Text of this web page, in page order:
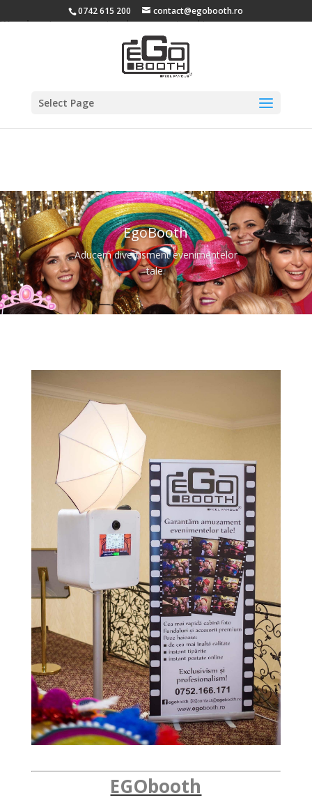
Warning: A non-numeric value encountered in
/home/egobooth/public_html/wp-content/themes/Divi-
5763
0742 615 200 contact@egobooth.ro
Select Page
EgoBooth
Aducem divertisment evenimentelor
tale.
EGObooth